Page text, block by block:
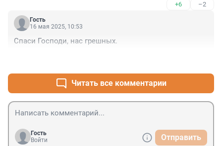
+6 –2
Гость
16 мая 2025, 10:53
Спаси Господи, нас грешных.
Читать все комментарии
Гость
Войти
Отправить